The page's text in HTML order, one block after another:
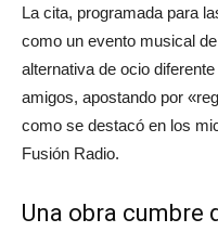
La cita, programada para
como un evento musical
alternativa de ocio
amigos, apostando por
como se destacó en los
Fusión Radio.
Una obra cumbre